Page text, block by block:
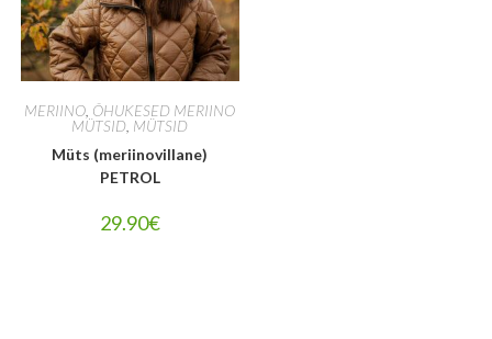
MERIINO ÕHUKESED MERIINO
MÜTSID MÜTSID
Müts (meriinovillane)
PETROL
29.90€